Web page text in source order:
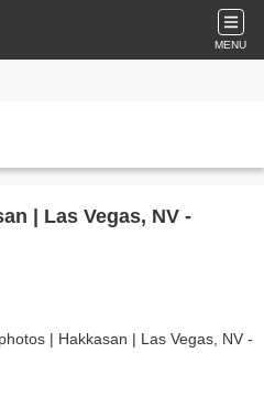
MENU
| Las Vegas, NV -